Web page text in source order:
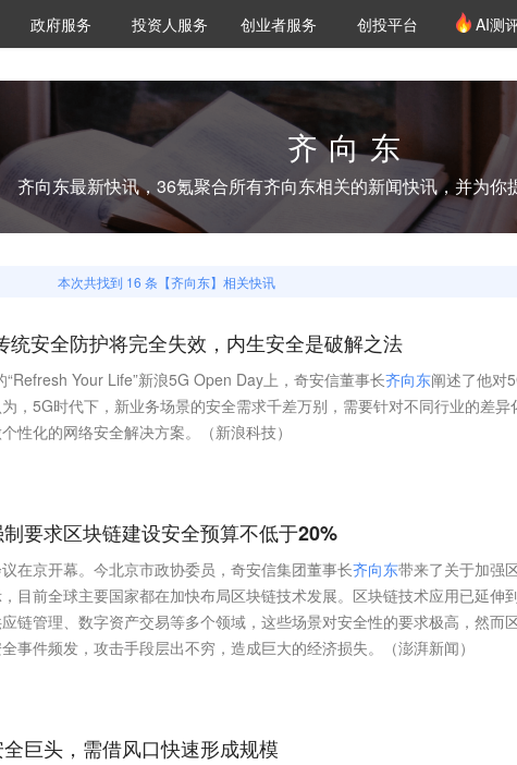
城市之窗
政府服务 VClub投资机构库
投资机构职位推介
投资人服务 创投氪堂
创业者服务 创投平台 AI测
齐向东
齐向东最新快讯，36氪聚合所有齐向东相关的新闻快讯，并为你
本次共找到 16 条【齐向东】相关快讯
统安全防护将完全失效，内生安全是破解之法
Your Life”新浪5G Open Day上，奇安信董事长齐向东阐述了他对
，5G时代下，新业务场景的安全需求千差万别，需要针对不同行业的差异
性化的网络安全解决方案。（新浪科技）
制要求区块链建设安全预算不低于20%
在京开幕。今北京市政协委员，奇安信集团董事长齐向东带来了关于加强
目前全球主要国家都在加快布局区块链技术发展。区块链技术应用已延伸
链管理、数字资产交易等多个领域，这些场景对安全性的要求极高，然而
事件频发，攻击手段层出不穷，造成巨大的经济损失。（澎湃新闻）
全巨头，需借风口快速形成规模